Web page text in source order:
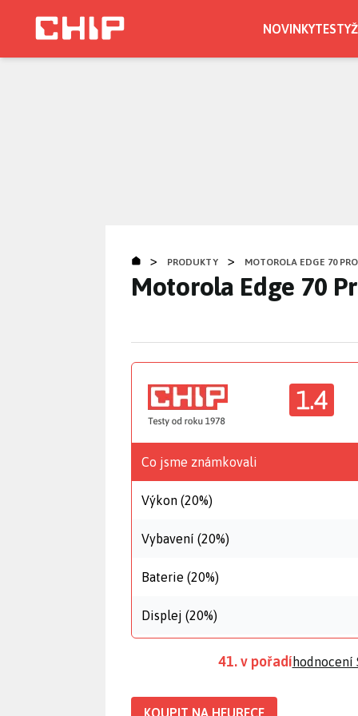
NOVINKYTESTY
> PRODUKTY > MOTOROLA EDGE 70 PRO
Motorola Edge 70
1.4
Co jsme známkovali
Výkon (20%)
Vybavení (20%)
Baterie (20%)
Displej (20%)
41. v pořadí hodnocení
KOUPIT NA HEURECE